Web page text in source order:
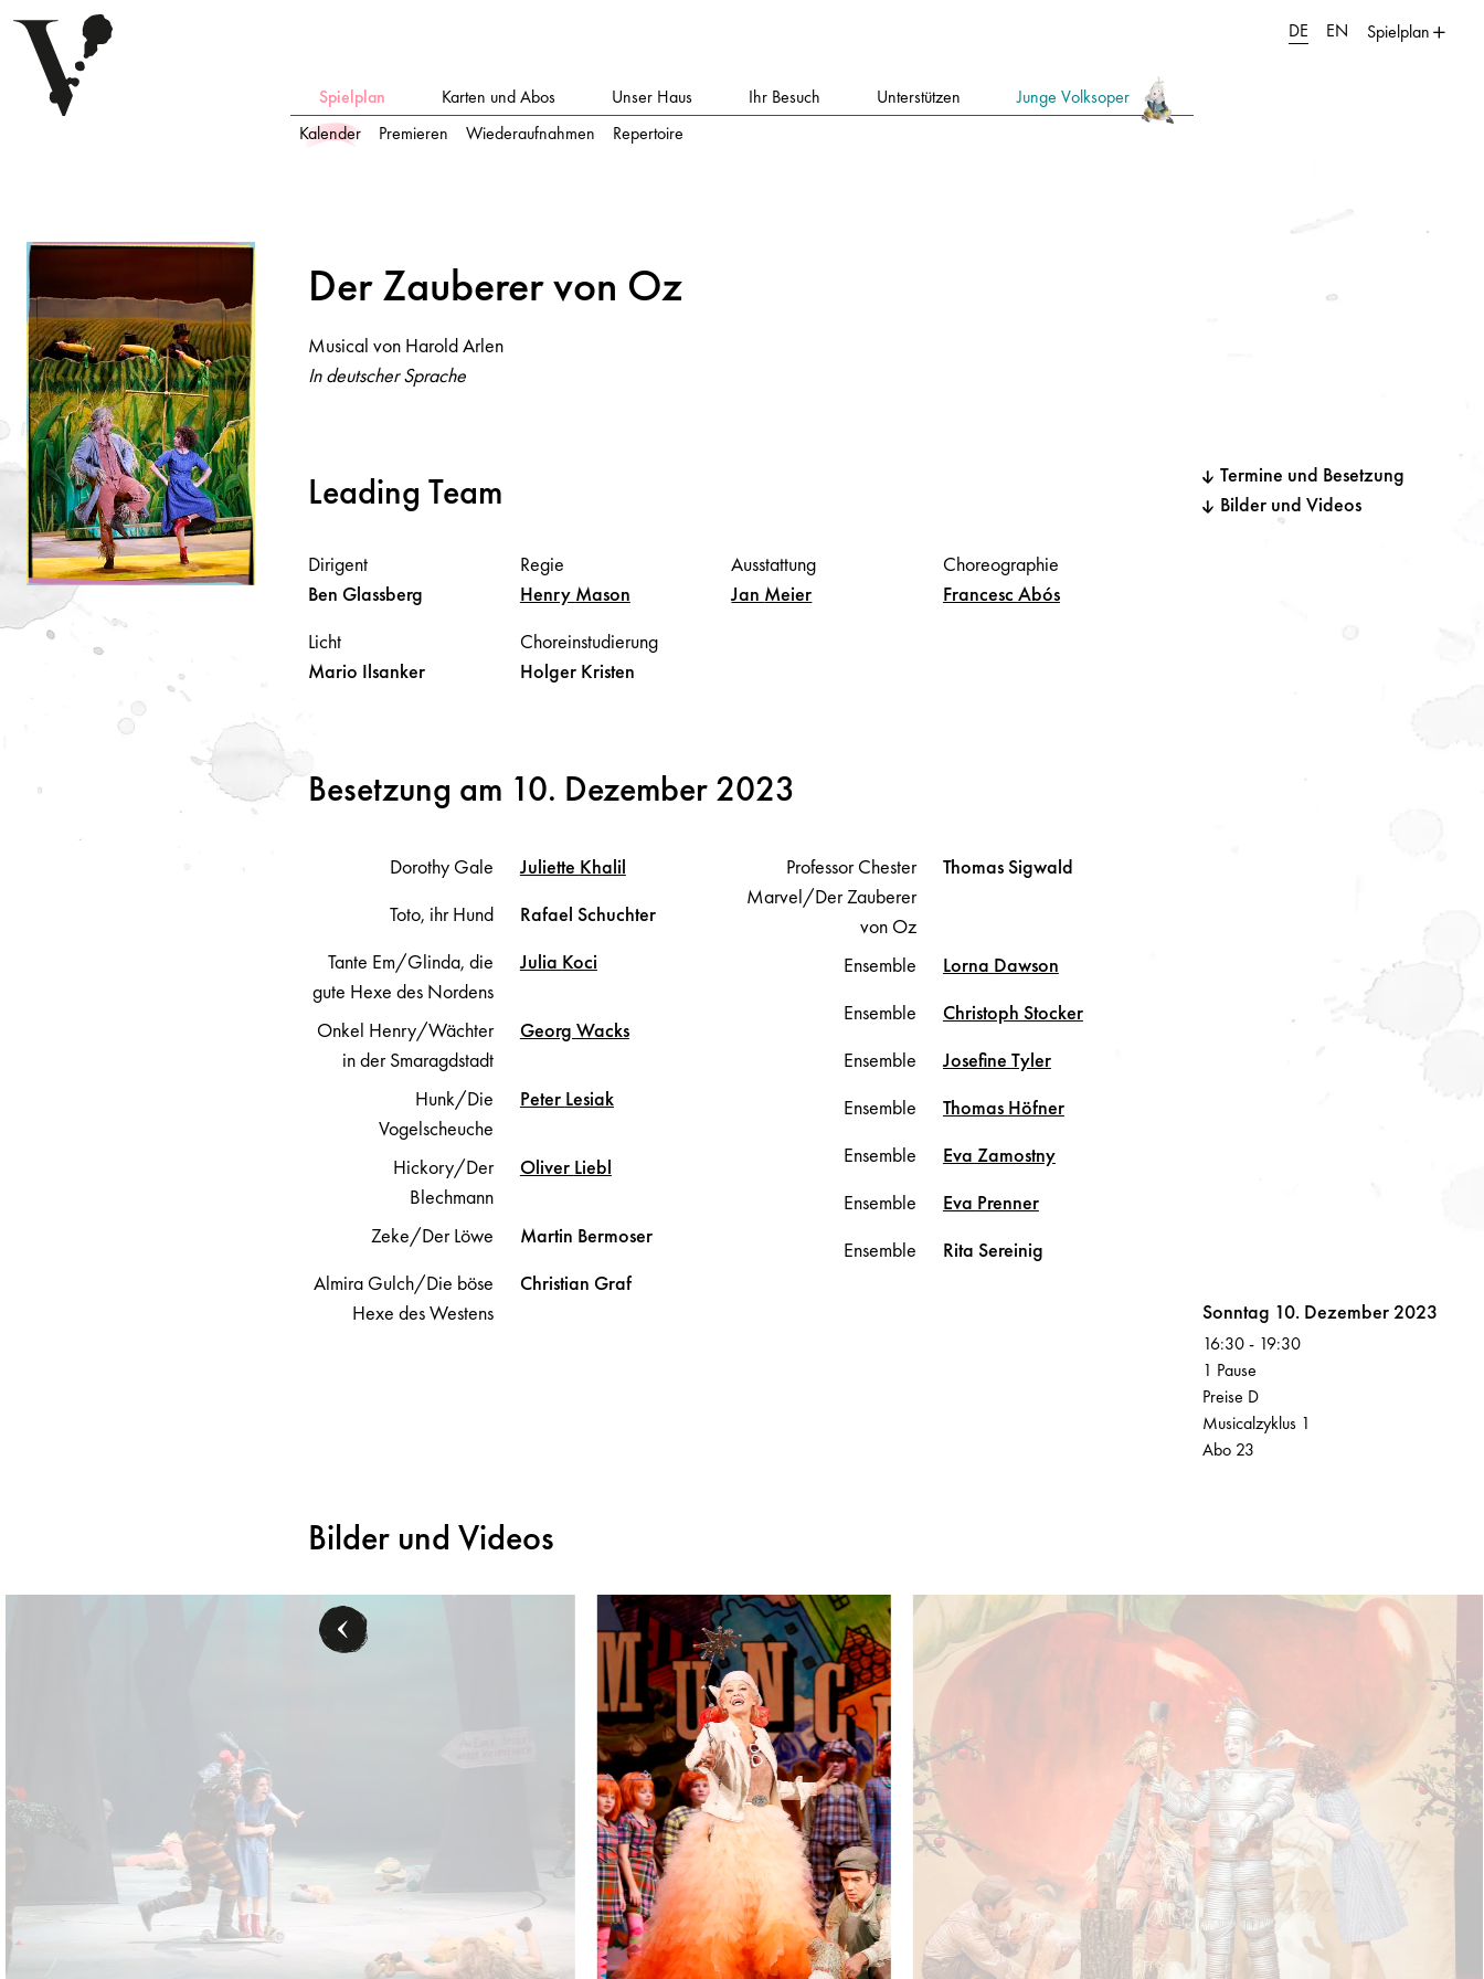
Spielplan
Kalender
Premieren Wiederaufnahmen Repertoire
Karten und Abos Unser Haus Ihr Besuch Unterstützen Junge Volksoper
DE EN Spielplan
Der Zauberer von Oz
Musical von Harold Arlen
In deutscher Sprache
Leading Team
Dirigent
BenGlassberg
Regie
Henry Mason
Ausstattung
Jan Meier
Choreographie
Francesc Abós
Licht
Mario Ilsanker
Choreinstudierung
Holger Kristen
Besetzung am 10. Dezember 2023
Dorothy Gale Juliette Khalil
Toto, ihr Hund
Rafael Schuchter
Tante Em/Glinda, die
gute Hexe des Nordens
Julia Koci
Onkel Henry/Wächter
in der Smaragdstadt
Georg Wacks
Hunk/Die
Vogelscheuche
Peter Lesiak
Hickory/Der
Blechmann
Oliver Liebl
Zeke/Der Löwe Martin Bermoser
Almira Gulch/Die böse
Hexe des Westens
Christian Graf
Professor Chester
Marvel/Der Zauberer
von Oz
ThomasSigwald
Ensemble Lorna Dawson
Ensemble
Christoph Stocker
Ensemble
Josefine Tyler
Ensemble
Thomas Höfner
Ensemble
Eva Zamostny
Ensemble
Eva Prenner
Ensemble
Rita Sereinig
Bilder und Videos
Der Blechmann), Jugendchor - © Barbara Pálffy/Volksoper Wien, zum einmaligen Abdruck freigegeben.Juliette Khalil (Dorothy), Daniel Jeroma (Toto), Peter Lesiak (Hunk/Die Vogelscheuche), Martin Bermoser (Zeke/Der Löwe),
Regula Rosin (Tante Em/Glinda, die gute Hexe des Nordens), Daniel Jeroma
Der Zauberer vonOz
Musical von Harold Arlen
In deutscher Sprache
Volksoper
Sonntag 10. Dezember 2023
16:30- 19:30
1 Pause
Preise D
Musicalzyklus 1
Abo 23
Termine und Besetzung
Bilder und Videos